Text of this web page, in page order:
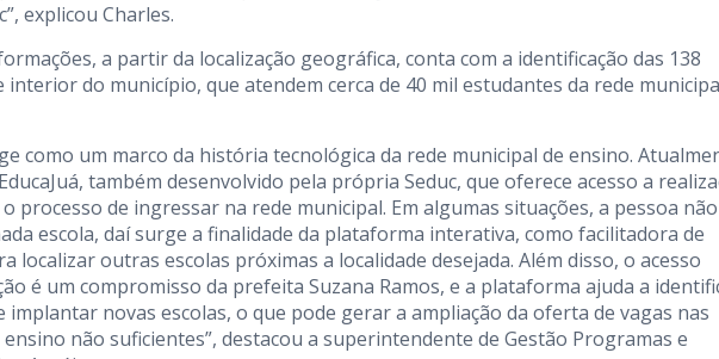
explicou Charles.
a partir da localização geográfica, conta com a identificação das 138
interior do município, que atendem cerca de 40 mil estudantes da rede
como um marco da história tecnológica da rede municipal de ensino.
também desenvolvido pela própria Seduc, que oferece acesso a
processo de ingressar na rede municipal. Em algumas situações, a pessoa não
escola, daí surge a finalidade da plataforma interativa, como facilitadora de
localizar outras escolas próximas a localidade desejada. Além disso, o acesso
é um compromisso da prefeita Suzana Ramos, e a plataforma ajuda a
implantar novas escolas, o que pode gerar a ampliação da oferta de vagas nas
não suficientes”, destacou a superintendente de Gestão Programas e